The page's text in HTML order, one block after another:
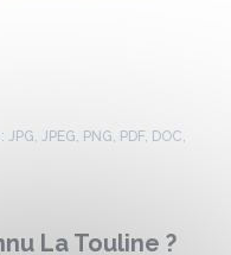
JPEG, PNG, PDF, DOC,
La Touline ?